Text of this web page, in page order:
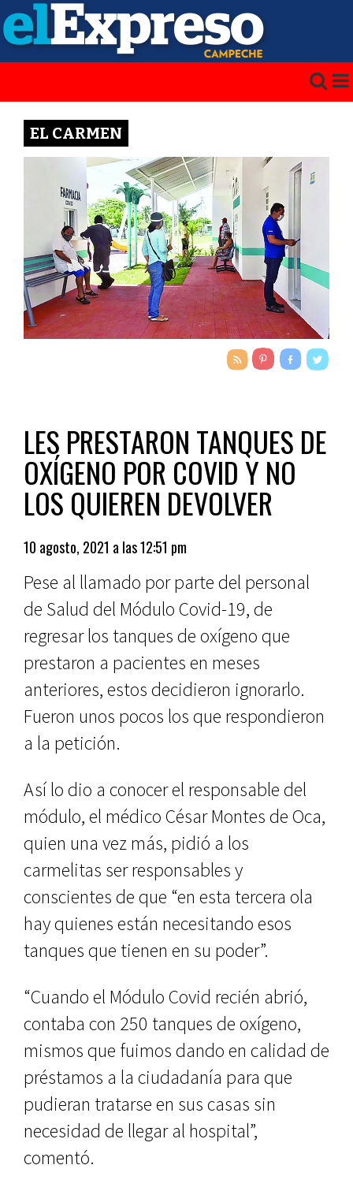
EL CARMEN
LES PRESTARON TANQUES DE
OXÍGENO POR COVID Y NO
LOS QUIEREN DEVOLVER
10 agosto, 2021 a las 12:51 pm
Pese al llamado por parte del personal
de Salud del Módulo Covid-19, de
regresar los tanques de oxígeno que
prestaron a pacientes en meses
anteriores, estos decidieron ignorarlo.
Fueron unos pocos los que respondieron
a la petición.
Así lo dio a conocer el responsable del
módulo, el médico César Montes de Oca,
quien una vez más, pidió a los
carmelitas ser responsables y
conscientes de que “en esta tercera ola
hay quienes están necesitando esos
tanques que tienen en su poder”.
“Cuando el Módulo Covid recién abrió,
contaba con 250 tanques de oxígeno,
mismos que fuimos dando en calidad de
préstamos a la ciudadanía para que
pudieran tratarse en sus casas sin
necesidad de llegar al hospital”,
comentó.